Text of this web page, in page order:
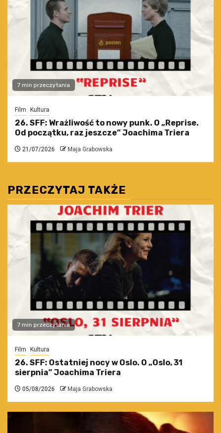
7 min przeczytania
Film Kultura
26. SFF: Wrażliwość to nowy punk. O „Reprise.
Od początku, raz jeszcze” Joachima Triera
21/07/2026 Maja Grabowska
PRZECZYTAJ TAKŻE
7 min przeczytania
Film Kultura
26. SFF: Ostatniej nocy w Oslo. O „Oslo, 31
sierpnia” Joachima Triera
05/08/2026 Maja Grabowska